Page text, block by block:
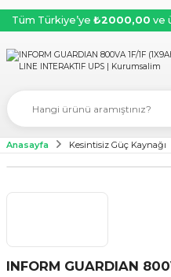
Tüm Türkiye’ye ₺2000,00 ve
Anasayfa Kesintisiz Güç Kaynağı
INFORM GUARDIAN